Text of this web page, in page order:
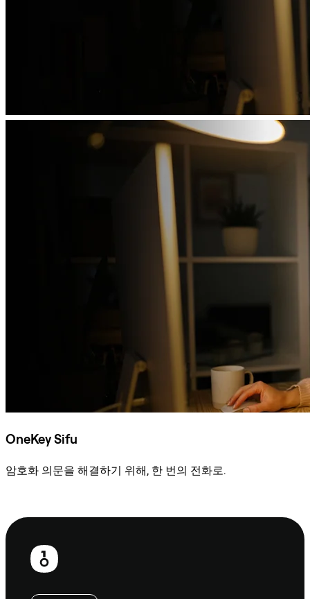
OneKey Sifu
암호화 의문을 해결하기 위해, 한 번의 전화로.
보